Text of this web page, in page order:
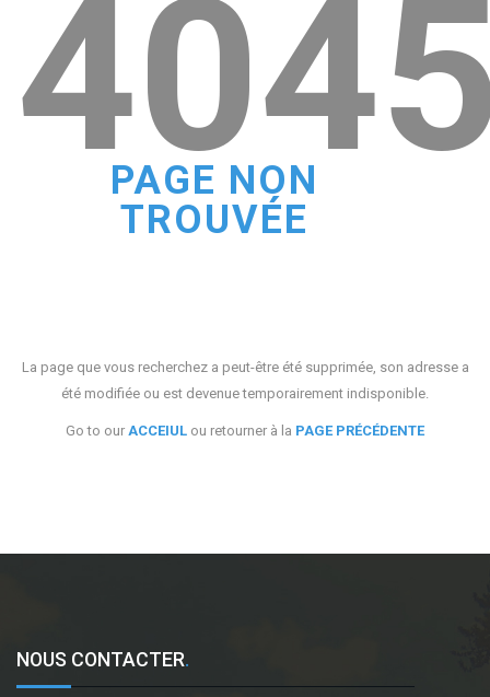
PAGE NON
TROUVÉE
La page que vous recherchez a peut-être été supprimée, son adresse a
été modifiée ou est devenue temporairement indisponible.
Go to our ACCEIUL ou retourner à la PAGE PRÉCÉDENTE
NOUS CONTACTER.